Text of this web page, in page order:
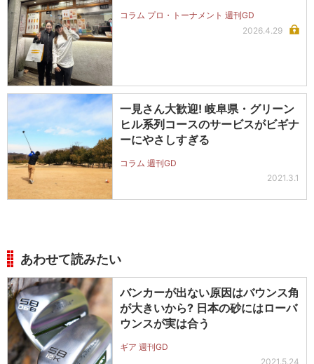
コラム プロ・トーナメント 週刊GD
2026.4.29
一見さん大歓迎! 岐阜県・グリーン
ヒル系列コースのサービスがビギナ
ーにやさしすぎる
コラム 週刊GD
2021.3.1
あわせて読みたい
バンカーが出ない原因はバウンス角
が大きいから? 日本の砂にはローバ
ウンスが実は合う
ギア 週刊GD
2021.5.24